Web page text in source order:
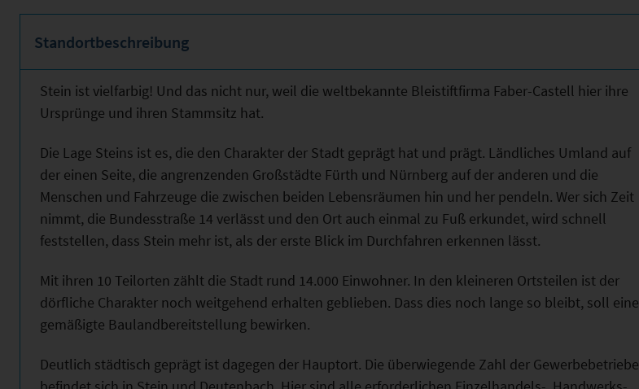
Standortbeschreibung
Stein ist vielfarbig! Und das nicht nur, weil die weltbekannte Bleistiftfirma Faber-Castell hier ihre
Ursprünge und ihren Stammsitz hat.
Die Lage Steins ist es, die den Charakter der Stadt geprägt hat und prägt. Ländliches Umland auf
der einen Seite, die angrenzenden Großstädte Fürth und Nürnberg auf der anderen und die
Menschen und Fahrzeuge die zwischen beiden Lebensräumen hin und her pendeln. Wer sich Zeit
nimmt, die Bundesstraße 14 verlässt und den Ort auch einmal zu Fuß erkundet, wird schnell
feststellen, dass Stein mehr ist, als der erste Blick im Durchfahren erkennen lässt.
Mit ihren 10 Teilorten zählt die Stadt rund 14.000 Einwohner. In den kleineren Ortsteilen ist der
dörfliche Charakter noch weitgehend erhalten geblieben. Dass dies noch lange so bleibt, soll eine
gemäßigte Baulandbereitstellung bewirken.
Deutlich städtisch geprägt ist dagegen der Hauptort. Die überwiegende Zahl der Gewerbebetriebe